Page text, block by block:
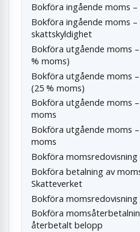
Bokföra ingående moms
Bokföra ingående moms
skattskyldighet
Bokföra utgående moms
% moms)
Bokföra utgående moms
(25 % moms)
Bokföra utgående moms
moms
Bokföra utgående moms
moms
Bokföra
Bokföra betalning av
Skatteverket
Bokföra
Bokföra
återbetalt belopp